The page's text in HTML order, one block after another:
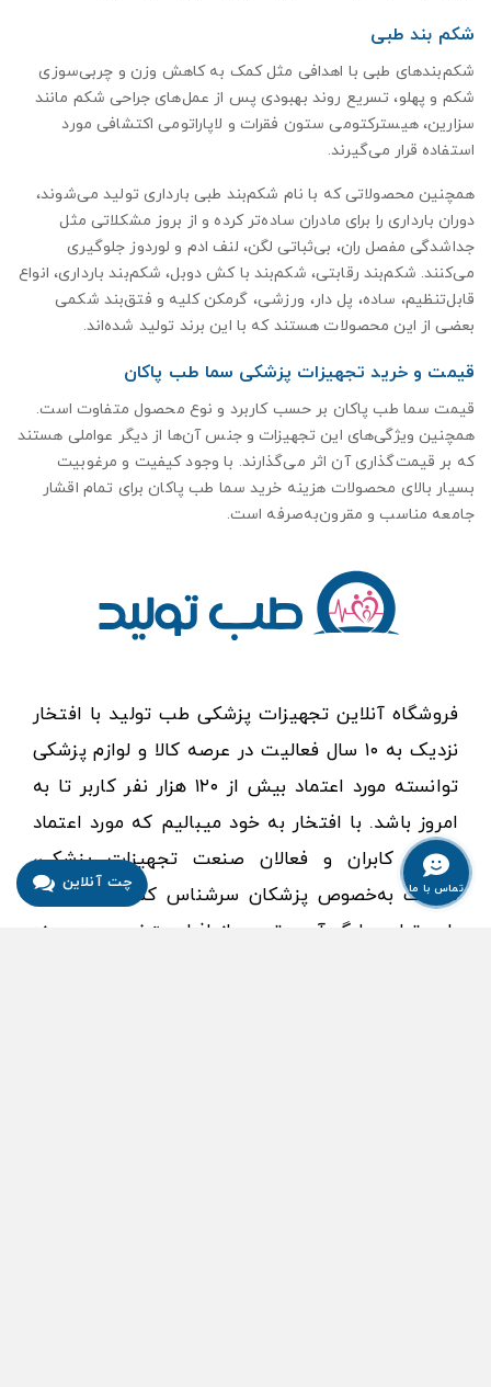
شکم‌ بند طبی
شکم‌بندهای طبی با اهدافی مثل کمک به کاهش وزن و چربی‌سوزی
شکم و پهلو، تسریع روند بهبودی پس از عمل‌های جراحی شکم مانند
سزارین، هیسترکتومی ستون فقرات و لاپاراتومی اکتشافی مورد
استفاده قرار می‌گیرند.
همچنین محصولاتی که با نام شکم‌بند طبی بارداری تولید می‌شوند،
دوران بارداری را برای مادران ساده‌تر کرده و از بروز مشکلاتی مثل
جداشدگی مفصل ران، بی‌ثباتی لگن، لنف ادم و لوردوز جلوگیری
می‌کنند. شکم‌بند رقابتی، شکم‌بند با کش دوبل، شکم‌بند بارداری، انواع
قابل‌تنظیم، ساده، پل دار، ورزشی، گرمکن کلیه و فتق‌بند شکمی
بعضی از این محصولات هستند که با این برند تولید شده‌اند.
قیمت و خرید تجهیزات پزشکی سما طب پاکان
قیمت سما طب پاکان بر حسب کاربرد و نوع محصول متفاوت است.
همچنین ویژگی‌های این تجهیزات و جنس آن‌ها از دیگر عواملی هستند
که بر قیمت‌گذاری آن اثر می‌گذارند. با وجود کیفیت و مرغوبیت
بسیار بالای محصولات هزینه خرید سما طب پاکان برای تمام اقشار
جامعه مناسب و مقرون‌به‌صرفه است.
فروشگاه آنلاین تجهیزات پزشکی طب تولید با افتخار
نزدیک به ۱۰ سال فعالیت در عرصه کالا و لوازم پزشکی
توانسته مورد اعتماد بیش از ۱۲۰ هزار نفر کاربر تا به
امروز باشد. با افتخار به خود میبالیم که مورد اعتماد
تمامی کابران و فعالان صنعت تجهیزات پزشکی،
سلامت به‌خصوص پزشکان سرشناس کشور بوده ایم.
طب تولید با گردآوری تیمی از افراد متخصص در حوزه
تماس با ما چت آنلاین